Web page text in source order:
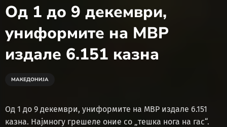
Од 1 до 9 декември,
униформите на МВР
издале 6.151 казна
МАКЕДОНИЈА
Од 1 до 9 декември, униформите на МВР издале 6.151
казна. Најмногу грешеле оние со „тешка нога на гас“.